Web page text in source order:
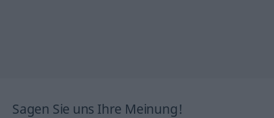
Sagen Sie uns Ihre Meinung!